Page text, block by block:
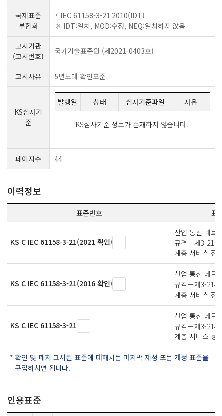
국제표준
부합화
IEC 61158-3-21:2010(IDT)
※ IDT:일치, MOD:수정, NEQ:일치하지 않음
고시기관
(고시번호)
국가기술표준원 (제2021-0403호)
고시사유 5년도래 확인표준
KS심사기
준
발행일 상태 심사기준파일 사유
KS심사기준 정보가 존재하지 않습니다.
페이지수 44
이력정보
표준번호 표
KS C IEC 61158-3-21(2021 확인)
산업 통신 네트
규격－제3-21
계층 서비스 정
KS C IEC 61158-3-21(2016 확인)
산업 통신 네트
규격－제3-21
계층 서비스 정
KS C IEC 61158-3-21
산업 통신 네트
규격－제3-21
계층 서비스 정
확인 및 폐지 고시된 표준에 대해서는 마지막 제정 또는 개정 표준을
구입하시면 됩니다.
인용표준